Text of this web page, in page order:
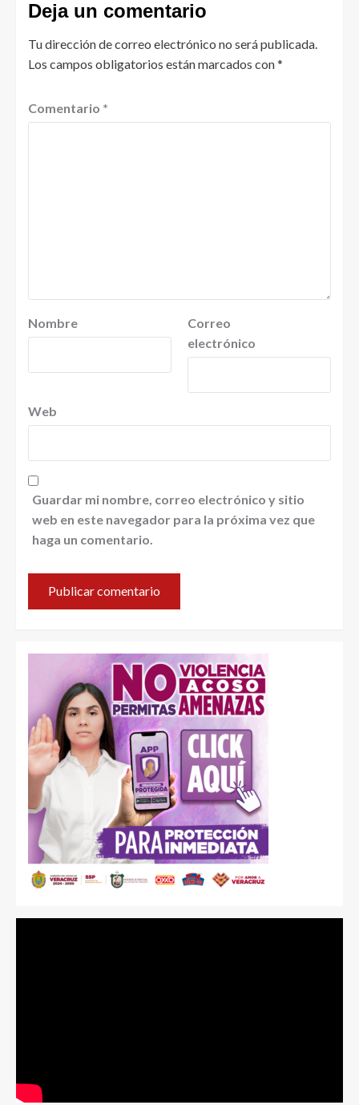
Deja un comentario
Tu dirección de correo electrónico no será publicada.
Los campos obligatorios están marcados con*
Comentario *
Nombre
Correo
electrónico
Web
Guardar mi nombre, correo electrónico y sitio
web en este navegador para la próxima vez que
haga un comentario.